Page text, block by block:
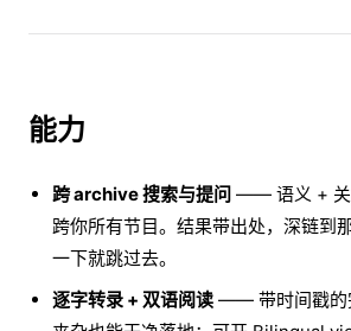
能力
跨 archive 搜索与提问 —— 语义 + 关
跨你所有节目。结果带出处，深链到
一下就跳过去。
逐字转录 + 双语阅读 —— 带时间戳的